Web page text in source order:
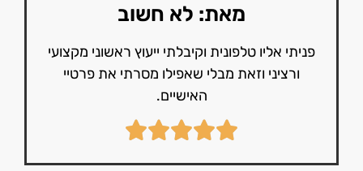
מאת: לא חשוב
פניתי אליו טלפונית וקיבלתי ייעוץ ראשוני מקצועי
ורציני וזאת מבלי שאפילו מסרתי את פרטיי
האישיים.